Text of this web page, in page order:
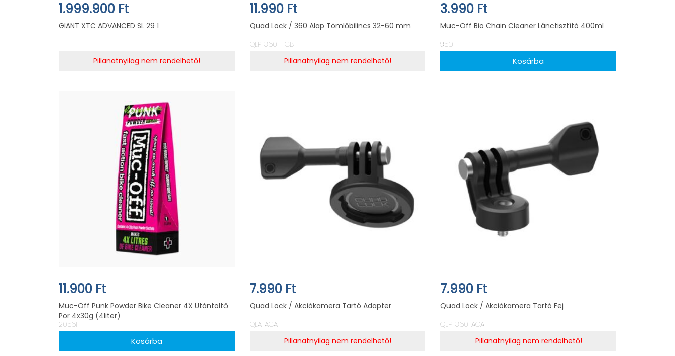
1.999.900 Ft
GIANT XTC ADVANCED SL 29 1
Pillanatnyilag nem rendelhető!
11.990 Ft
Quad Lock / 360 Alap Tömlőbilincs 32-60 mm
QLP-360-HCB
Pillanatnyilag nem rendelhető!
3.990 Ft
Muc-Off Bio Chain Cleaner Lánctisztító 400ml
950
11.900 Ft
Muc-Off Punk Powder Bike Cleaner 4X Utántöltő
Por 4x30g (4liter)
20561
7.990 Ft
Quad Lock / Akciókamera Tartó Adapter
QLA-ACA
Pillanatnyilag nem rendelhető!
7.990 Ft
Quad Lock / Akciókamera Tartó Fej
QLP-360-ACA
Pillanatnyilag nem rendelhető!